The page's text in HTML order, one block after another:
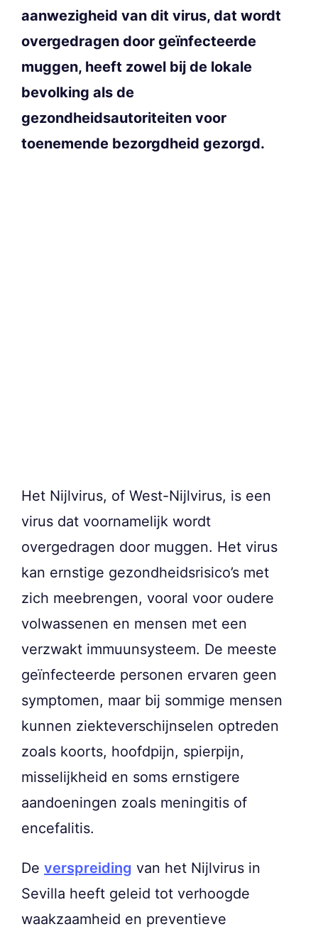
aanwezigheid van dit virus, dat wordt
overgedragen door geïnfecteerde
muggen, heeft zowel bij de lokale
bevolking als de
gezondheidsautoriteiten voor
toenemende bezorgdheid gezorgd.
Het Nijlvirus, of West-Nijlvirus, is een
virus dat voornamelijk wordt
overgedragen door muggen. Het virus
kan ernstige gezondheidsrisico’s met
zich meebrengen, vooral voor oudere
volwassenen en mensen met een
verzwakt immuunsysteem. De meeste
geïnfecteerde personen ervaren geen
symptomen, maar bij sommige mensen
kunnen ziekteverschijnselen optreden
zoals koorts, hoofdpijn, spierpijn,
misselijkheid en soms ernstigere
aandoeningen zoals meningitis of
encefalitis.
De verspreiding van het Nijlvirus in
Sevilla heeft geleid tot verhoogde
waakzaamheid en preventieve